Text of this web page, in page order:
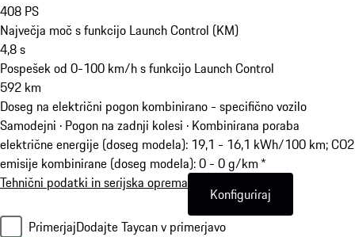
408 PS
Največja moč s funkcijo Launch Control (KM)
4,8s
Pospešek od 0-100 km/h s funkcijo Launch Control
592 km
Doseg na električni pogon kombinirano - specifično vozilo
Samodejni · Pogon na zadnji kolesi · Kombinirana poraba
električne energije (doseg modela): 19,1 - 16,1 kWh/100 km; CO2
emisije kombinirane (doseg modela): 0 - 0 g/km *
Tehnični podatki in serijska oprema
Konfiguriraj
PrimerjajDodajte Taycan v primerjavo